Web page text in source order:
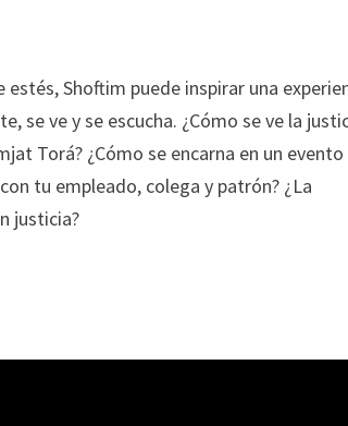
Shoftim puede inspirar una
se ve y se escucha. ¿Cómo se ve la
Torá? ¿Cómo se encarna en un evento
tu empleado, colega y patrón? ¿La
justicia?